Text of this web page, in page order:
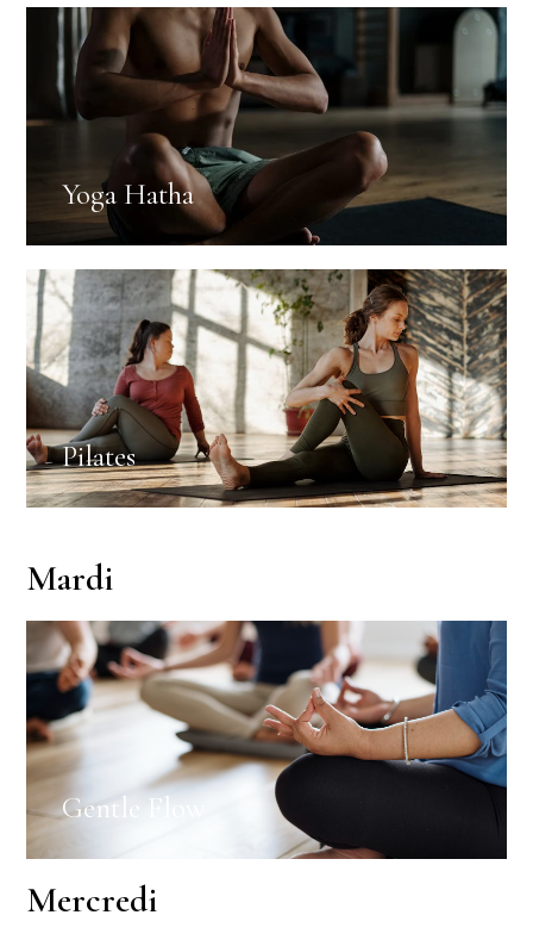
Yoga Hatha
Pilates
Mardi
Gentle Flow
Mercredi